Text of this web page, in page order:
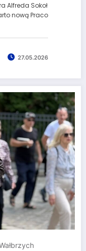
Alfreda Sokoł
nową Praco
27.05.2026